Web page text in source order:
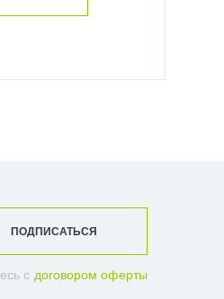
с договором оферты
ПОДПИСАТЬСЯ